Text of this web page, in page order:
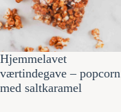
Hjemmelavet
værtindegave – popcorn
med saltkaramel